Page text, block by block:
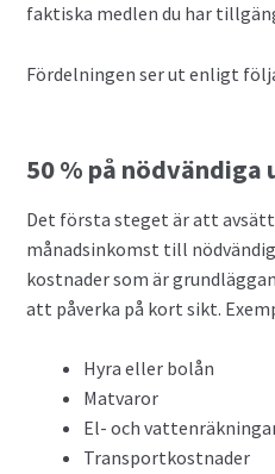
faktiska medlen du har
Fördelningen ser ut enligt
50 % på
Det första steget är att
månadsinkomst till
kostnader som är
att påverka på kort sikt.
Hyra eller bolån
Matvaror
El- och
Transportkostnader